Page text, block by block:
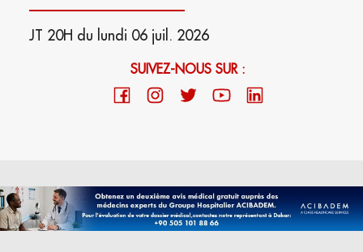
JT 20H du lundi 06 juil. 2026
SUIVEZ-NOUS SUR :